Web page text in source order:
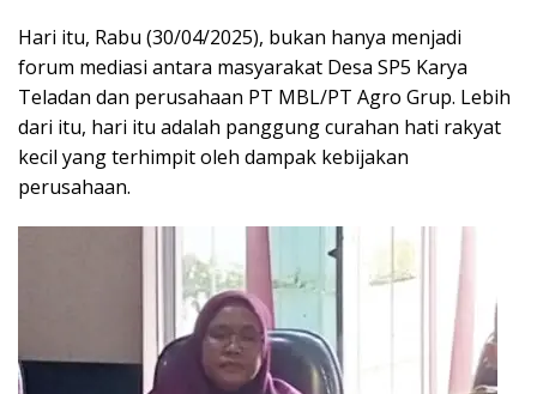
Hari itu, Rabu (30/04/2025), bukan hanya menjadi
forum mediasi antara masyarakat Desa SP5 Karya
Teladan dan perusahaan PT MBL/PT Agro Grup. Lebih
dari itu, hari itu adalah panggung curahan hati rakyat
kecil yang terhimpit oleh dampak kebijakan
perusahaan.